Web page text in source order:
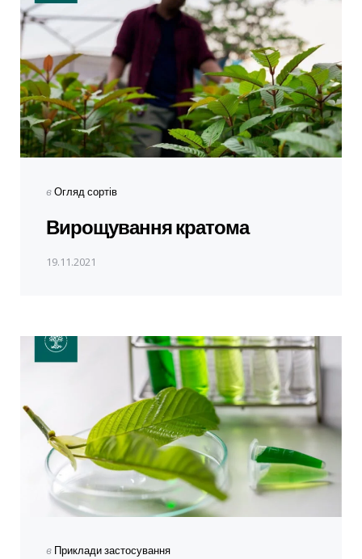
Опубліковано
вОгляд сортів
Вирощування кратома
19.11.2021
Опубліковано
в Приклади застосування